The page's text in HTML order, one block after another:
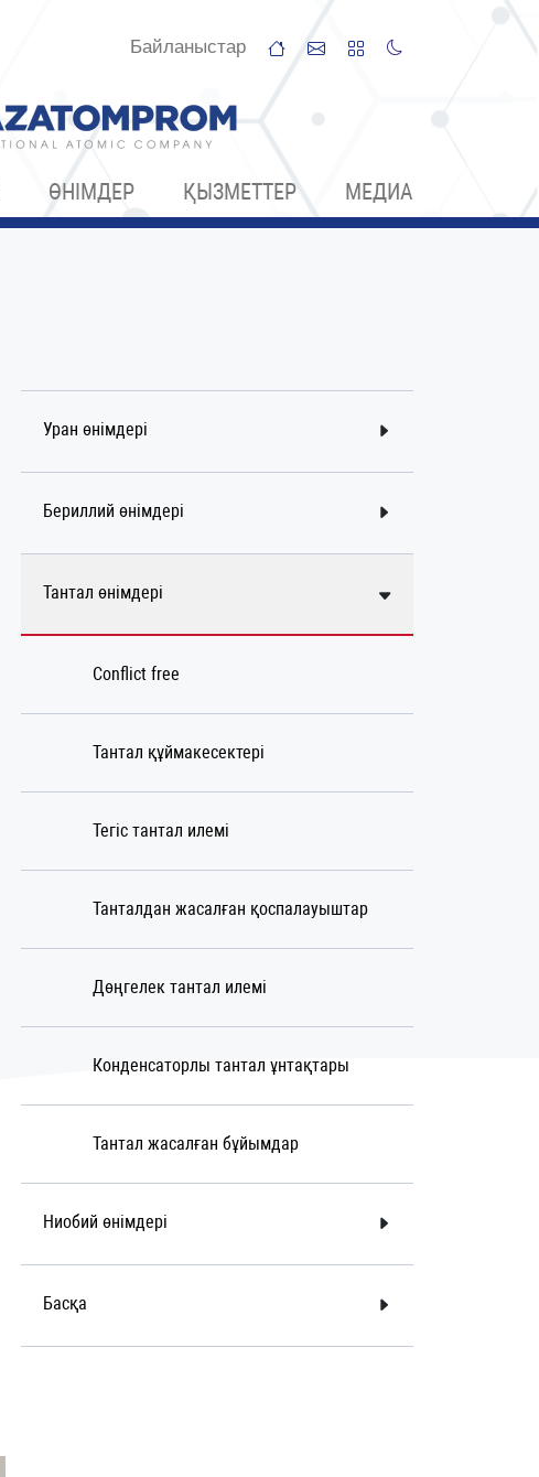
Байланыстар
ӨНІМДЕР ҚЫЗМЕТТЕР МЕДИА
Уран өнімдері
Бериллий өнімдері
Тантал өнімдері
Conflict free
Тантал құймакесектері
Тегіс тантал илемі
Танталдан жасалған қоспалауыштар
Дөңгелек тантал илемі
Конденсаторлы тантал ұнтақтары
Тантал жасалған бұйымдар
Ниобий өнімдері
Басқа